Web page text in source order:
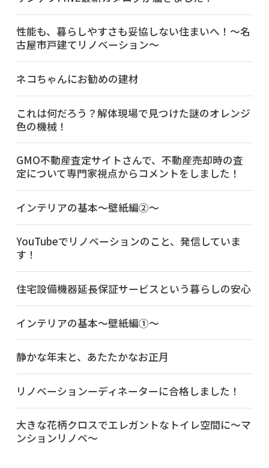
性能も、暮らしやすさも妥協しない住まいへ！～名
古屋市戸建てリノベーション～
ネコちゃんにお勧めの建材
これは何だろう？解体現場で見つけた謎のオレンジ
色の機械！
GMO不動産査定サイトさんで、不動産売却時の査
定について専門家視点からコメントをしました！
インテリアの基本～壁紙編②～
YouTubeでリノベーションのこと、発信していま
す！
住宅設備機器延長保証サービスという暮らしの安心
インテリアの基本～壁紙編①～
静かな年末と、あたたかなお正月
リノベーションーディネーターに合格しました！
大きな花柄クロスでエレガントなトイレ空間に～マ
ンションリノベ～